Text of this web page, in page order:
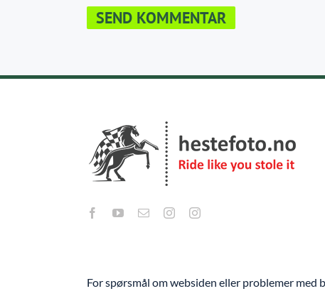
For spørsmål om websiden eller problemer med